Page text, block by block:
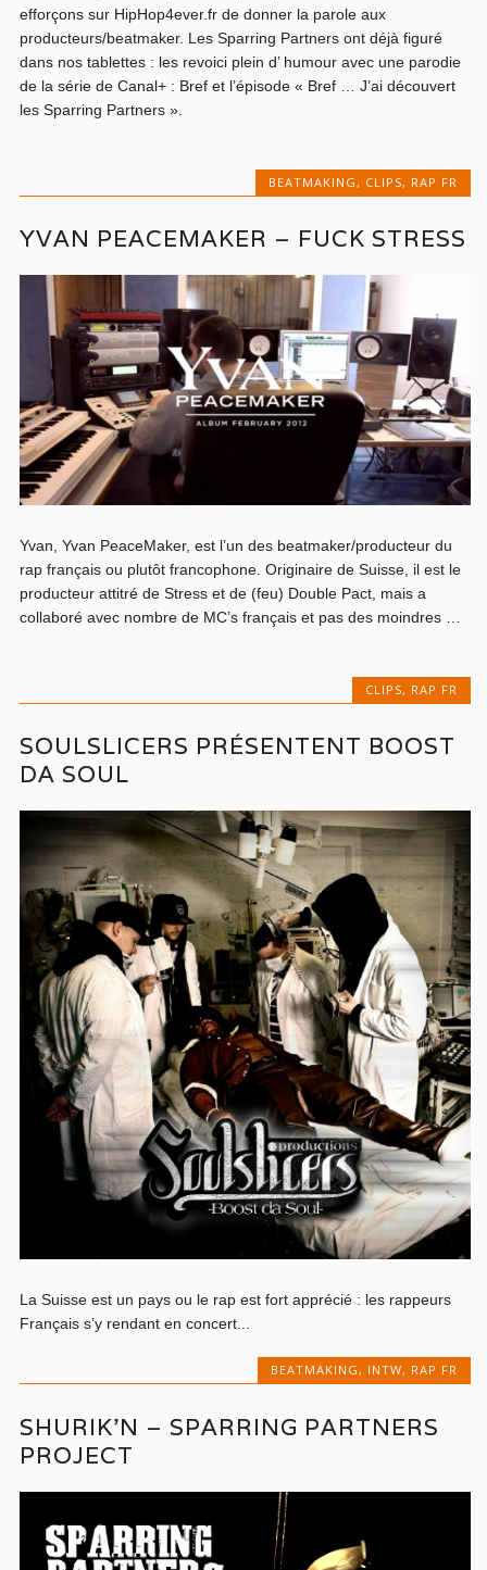
efforçons sur HipHop4ever.fr de donner la parole aux
producteurs/beatmaker. Les Sparring Partners ont déjà figuré
dans nos tablettes : les revoici plein d’ humour avec une parodie
de la série de Canal+ : Bref et l’épisode « Bref … J’ai découvert
les Sparring Partners ».
BEATMAKING , CLIPS, RAP FR
YVAN PEACEMAKER – FUCK STRESS
Yvan, Yvan PeaceMaker, est l’un des beatmaker/producteur du
rap français ou plutôt francophone. Originaire de Suisse, il est le
producteur attitré de Stress et de (feu) Double Pact, mais a
collaboré avec nombre de MC’s français et pas des moindres …
CLIPS, RAP FR
SOULSLICERS PRÉSENTENT BOOST
DA SOUL
La Suisse est un pays ou le rap est fort apprécié : les rappeurs
Français s’y rendant en concert...
BEATMAKING, INTW, RAP FR
SHURIK’N – SPARRING PARTNERS
PROJECT